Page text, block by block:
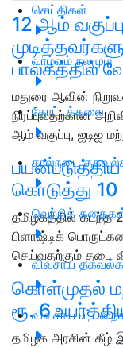
செய்திகள்
வாழ்வும் நலமும்
தோட்டக்கலை
கால்நடை
வெற்றிக்
விவசாய
விவசாய
12 ஆம்
பாலகத்தில்
மதுரை ஆவின்
நிரப்புவதற்கான
ஆம் வகுப்பு, ஐடிஐ
கொடுத்து
தமிழகத்தில் கடந்த
பிளாஷ்டிக்
செய்வதற்கும் தடை
கொள்முதல்
ரூ. 6
தமிழக அரசின் கீழ்